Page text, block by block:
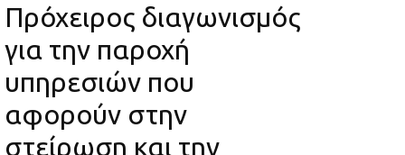
Πρόχειρος διαγωνισμός
για την παροχή
υπηρεσιών που
αφορούν στην
στείρωση και την